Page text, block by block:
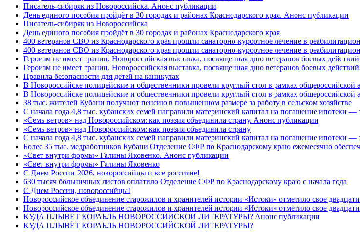
Писатель-сибиряк из Новороссийска. Анонс публикации
День единого пособия пройдёт в 30 городах и районах Краснодарского края. Анонс публикации
Писатель-сибиряк из Новороссийска
День единого пособия пройдёт в 30 городах и районах Краснодарского края
400 ветеранов СВО из Краснодарского края прошли санаторно-курортное лечение в
400 ветеранов СВО из Краснодарского края прошли санаторно-курортное лечение в
Героизм не имеет границ. Новороссийская выставка, посвященная дню ветеранов боевых
Героизм не имеет границ. Новороссийская выставка, посвященная дню ветеранов боевых действий
Правила безопасности для детей на каникулах
В Новороссийске полицейские и общественники провели круглый стол в рамках
В Новороссийске полицейские и общественники провели круглый стол в рамках
38 тыс. жителей Кубани получают пенсию в повышенном размере за работу в сельском хозяйстве
С начала года 4,8 тыс. кубанских семей направили материнский капитал на погашение ипотеки
«Семь ветров» над Новороссийском: как поэзия объединила страну. Анонс публикации
«Семь ветров» над Новороссийском: как поэзия объединила страну
С начала года 4,8 тыс. кубанских семей направили материнский капитал на погашение ипотеки
Более 35 тыс. медработников Кубани Отделение СФР по Краснодарскому краю ежемесячно
«Свет внутри формы» Галины Яковенко. Анонс публикации
«Свет внутри формы» Галины Яковенко
C Днем России-2026, новороссийцы и все россияне!
630 тысяч больничных листов оплатило Отделение СФР по Краснодарскому краю с начала года
C Днем России, новороссийцы!
Новороссийское объединение старожилов и хранителей истории «Истоки» отметило свое
Новороссийское объединение старожилов и хранителей истории «Истоки» отметило свое
КУДА ПЛЫВЁТ КОРАБЛЬ НОВОРОССИЙСКОЙ ЛИТЕРАТУРЫ? Анонс публикации
КУДА ПЛЫВЁТ КОРАБЛЬ НОВОРОССИЙСКОЙ ЛИТЕРАТУРЫ?